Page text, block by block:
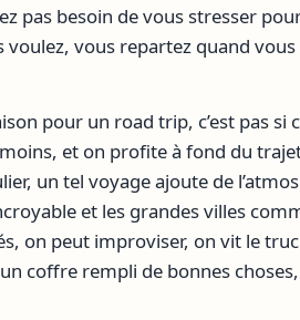
pas besoin de vous stresser
vous repartez quand
pour un road trip, c’est pas si
et on profite à fond du
un tel voyage ajoute de
et les grandes villes
on peut improviser, on vit le
coffre rempli de bonnes